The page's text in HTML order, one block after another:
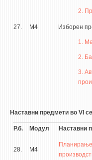
2.
27. М4 Изборен
1.
2.
3.
Наставни предмети во VI
Р.б. Модул Наставни
28. М4